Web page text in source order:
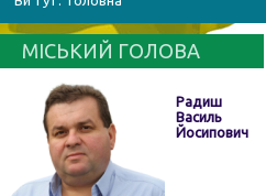
МІСЬКИЙ ГОЛОВА
Радиш
Василь
Йосипович